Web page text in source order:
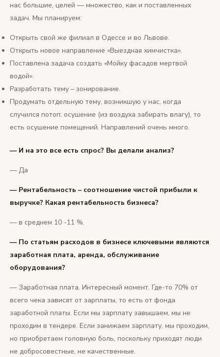
нас большие, целей — множество, как и поставленных
задач. Мы планируем:
Открыть свой же филиал в Одессе и во Львове.
Открыть новое направление «Выездная химчистка».
Поставлена задача создать «Мойку фасадов мертвой
водой».
Разработать тему – зонирование.
Продумать отдельную тему, возникшую у нас, когда
случился потоп: осушение (из воздуха забирать влагу), то
есть осушение помещений. Направлений очень много.
— И на это все есть спрос? Вы делали анализ?
— Да
— Рентабельность – соотношение чистой прибыли к
выручке? Какая рентабельность бизнеса?
— в среднем 10 -11 %.
— По статьям расходов в бизнесе ключевыми являются
заработная плата, аренда, обслуживание
оборудования?
— Заработная плата. Интересный момент. Где-то 70% от
всего чека зависят от зарплаты, то есть от фонда
заработной платы. Если мы зарплату завышаем, мы не
проходим в тендере. Если занижаем зарплату, мы проходим,
но приобретаем головную боль, поскольку приходят люди
не добросовестные, не качественные.